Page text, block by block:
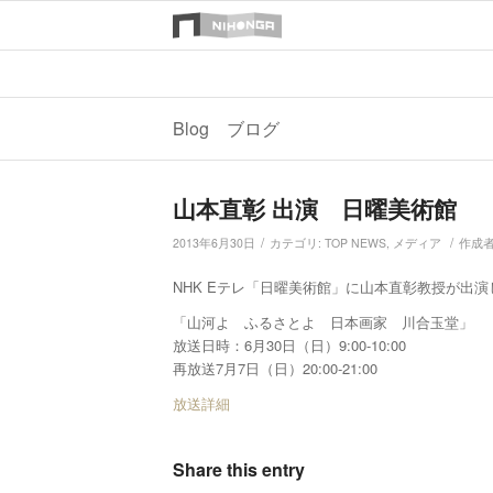
Blog ブログ
山本直彰 出演 日曜美術館
2013年6月30日 / カテゴリ: TOP NEWS, メディア / 作成
NHK Eテレ「日曜美術館」に山本直彰教授が出演
「山河よ ふるさとよ 日本画家 川合玉堂」
放送日時：6月30日（日）9:00-10:00
再放送7月7日（日）20:00-21:00
放送詳細
Share this entry